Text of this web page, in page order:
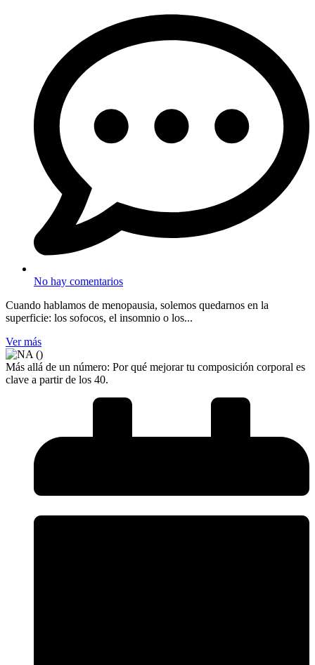
No hay comentarios
Cuando hablamos de menopausia, solemos quedarnos en la
superficie: los sofocos, el insomnio o los...
Ver más
Más allá de un número: Por qué mejorar tu composición corporal es
clave a partir de los 40.